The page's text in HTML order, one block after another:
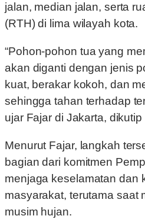
jalan, median jalan, serta
(RTH) di lima wilayah kota.
“Pohon-pohon tua yang
akan diganti dengan jenis
kuat, berakar kokoh, dan
sehingga tahan terhadap
ujar Fajar di Jakarta,
Menurut Fajar, langkah
bagian dari komitmen
menjaga keselamatan dan
masyarakat, terutama saat
musim hujan.